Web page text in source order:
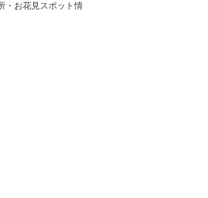
・お花見スポット情